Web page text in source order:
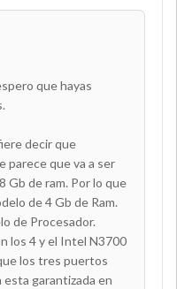
que hayas
decir que
parece que va a ser
Gb de ram. Por lo que
de 4 Gb de Ram.
de Procesador.
los 4 y el Intel N3700
los tres puertos
esta garantizada en